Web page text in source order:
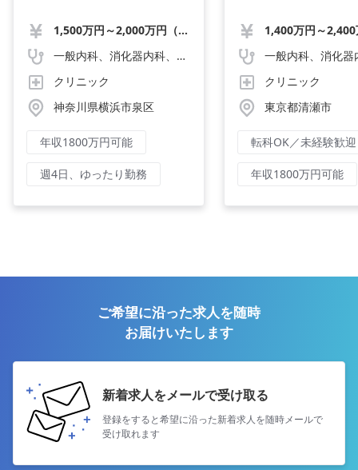
1,500万円～2,000万円（応相談）
一般内科、消化器内科、循環器内科、呼吸器内科、血液内科、心療内科、脳神経内科、内分泌内科、老人内科、一般外科、消化器外科、心臓外科、呼吸器外科、脳神経外科、整形外科、形成外科、リハビリテーション科、小児科、産婦人科、婦人科、精神科、眼科、耳鼻咽喉科、皮膚科、泌尿器科、放射線科、人工透析、麻酔科、美容外科、人間ドック・検診、その他
クリニック
神奈川県横浜市泉区
年収1800万円可能
週4日、ゆったり勤務
1,400万円～
クリニック
東京都清瀬市
転科OK／未経験歓迎
年収1800万円可能
ご希望に沿った求人を随時
お届けいたします
新着求人をメールで受け取る
登録をすると希望に沿った新着求人を随時メールで
受け取れます